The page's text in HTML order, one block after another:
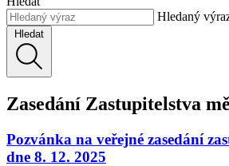
Hledaný
Hledat
Zasedání Zastupitelstva
Pozvánka na veřejné zasedání
dne 8. 12. 2025